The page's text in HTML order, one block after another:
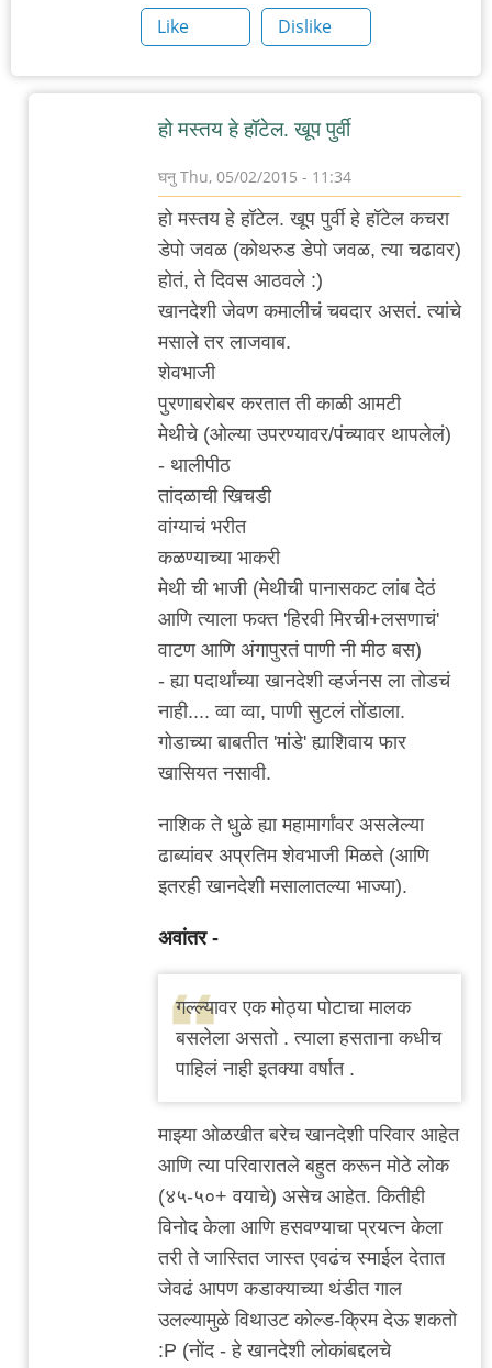
Like
Dislike
हो मस्तय हे हॉटेल. खूप पुर्वी
घनु Thu, 05/02/2015 - 11:34
In
reply
to
कर्वे
ला
कोथरूड
च्या
विषारी
वडापाव
हो मस्तय हे हॉटेल. खूप पुर्वी हे हॉटेल कचरा
डेपो जवळ (कोथरुड डेपो जवळ, त्या चढावर)
होतं, ते दिवस आठवले :)
खानदेशी जेवण कमालीचं चवदार असतं. त्यांचे
मसाले तर लाजवाब.
शेवभाजी
पुरणाबरोबर करतात ती काळी आमटी
मेथीचे (ओल्या उपरण्यावर/पंच्यावर थापलेलं)
- थालीपीठ
तांदळाची खिचडी
वांग्याचं भरीत
कळण्याच्या भाकरी
मेथी ची भाजी (मेथीची पानासकट लांब देठं
आणि त्याला फक्त 'हिरवी मिरची+लसणाचं'
वाटण आणि अंगापुरतं पाणी नी मीठ बस)
- ह्या पदार्थांच्या खानदेशी व्हर्जनस ला तोडचं
नाही.... व्वा व्वा, पाणी सुटलं तोंडाला.
गोडाच्या बाबतीत 'मांडे' ह्याशिवाय फार
खासियत नसावी.
नाशिक ते धुळे ह्या महामार्गांवर असलेल्या
ढाब्यांवर अप्रतिम शेवभाजी मिळते (आणि
इतरही खानदेशी मसालातल्या भाज्या).
अवांतर -
गल्ल्यावर एक मोठ्या पोटाचा मालक
बसलेला असतो . त्याला हसताना कधीच
पाहिलं नाही इतक्या वर्षात .
माझ्या ओळखीत बरेच खानदेशी परिवार आहेत
आणि त्या परिवारातले बहुत करून मोठे लोक
(४५-५०+ वयाचे) असेच आहेत. कितीही
विनोद केला आणि हसवण्याचा प्रयत्न केला
तरी ते जास्तित जास्त एवढंच स्माईल देतात
जेवढं आपण कडाक्याच्या थंडीत गाल
उलल्यामुळे विथाउट कोल्ड-क्रिम देऊ शकतो
:P (नोंद - हे खानदेशी लोकांबद्दलचे